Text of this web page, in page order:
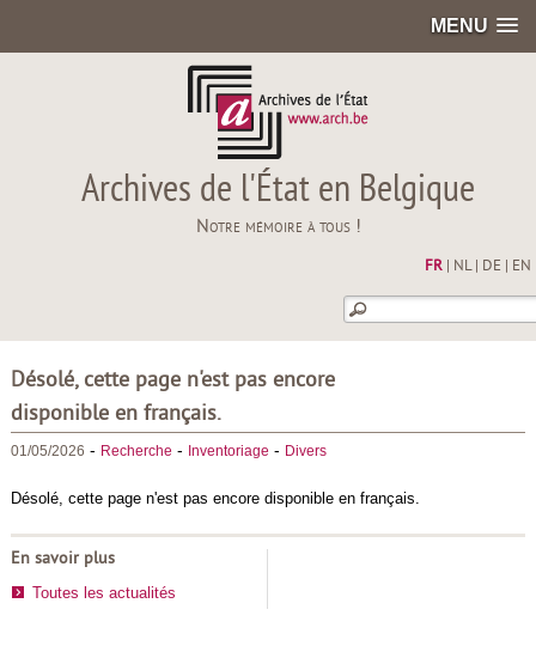
MENU
Archives de l'État en Belgique
Notre mémoire à tous !
FR| NL| DE EN
Désolé, cette page n'est pas encore
disponible en français.
01/05/2026 - Recherche - Inventoriage - Divers
Désolé, cette page n'est pas encore disponible en français.
En savoir plus
Toutes les actualités